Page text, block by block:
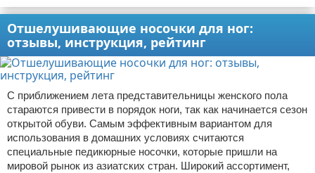
Отшелушивающие носочки для ног:
отзывы, инструкция, рейтинг
С приближением лета представительницы женского пола
стараются привести в порядок ноги, так как начинается сезон
открытой обуви. Самым эффективным вариантом для
использования в домашних условиях считаются
специальные педикюрные носочки, которые пришли на
мировой рынок из азиатских стран. Широкий ассортимент,